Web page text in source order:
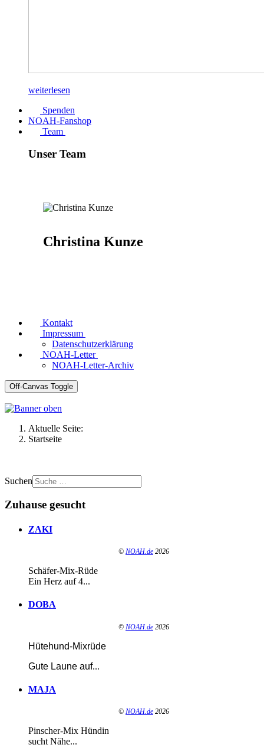
weiterlesen
Spenden
NOAH-Fanshop
Team
Unser Team
Christina Kunze
Kontakt
Impressum
Datenschutzerklärung
NOAH-Letter
NOAH-Letter-Archiv
Off-Canvas Toggle
Aktuelle Seite:
Startseite
Suchen
Zuhause gesucht
ZAKI
© NOAH.de 2026
Schäfer-Mix-Rüde
Ein Herz auf 4...
DOBA
© NOAH.de 2026
Hütehund-Mixrüde
Gute Laune auf...
MAJA
© NOAH.de 2026
Pinscher-Mix Hündin
sucht Nähe...